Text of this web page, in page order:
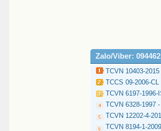
Zalo/Viber:
TCVN 10403-
TCCS 09-2006-
TCVN 6197-
TCVN 6328-
TCVN 12202-4-
TCVN 8194-1-